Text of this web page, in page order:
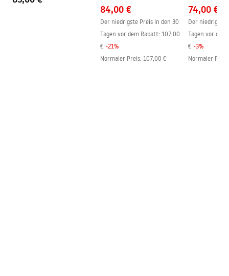
84,00 €
Der niedrigste Preis in den 30
Tagen vor dem Rabatt: 107,00
€ -21%
Normaler Preis: 107,00 €
74,00 €
Der niedrigste
Tagen vor dem
€ -3%
Normaler Preis